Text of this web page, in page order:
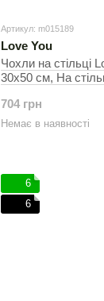
Артикул: m015189
Love You
Чохли на стільці
30х50 см, На
704 грн
Немає в наявності
6
6